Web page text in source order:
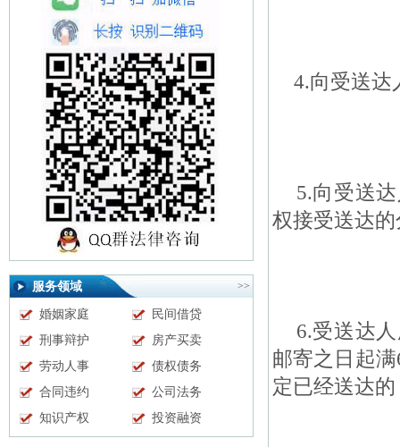
服务领域 >>
婚姻家庭
民间借贷
刑事辩护
房产买卖
劳动人事
债权债务
合同违约
公司法务
知识产权
投资融资
4.向受送达
5.向受送达
权接受送达
6.受送达人
邮寄之日起
定已经送达